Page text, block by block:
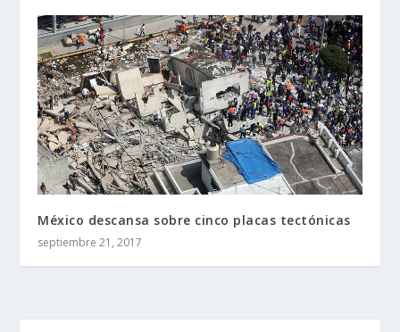
México descansa sobre cinco placas tectónicas
septiembre 21, 2017